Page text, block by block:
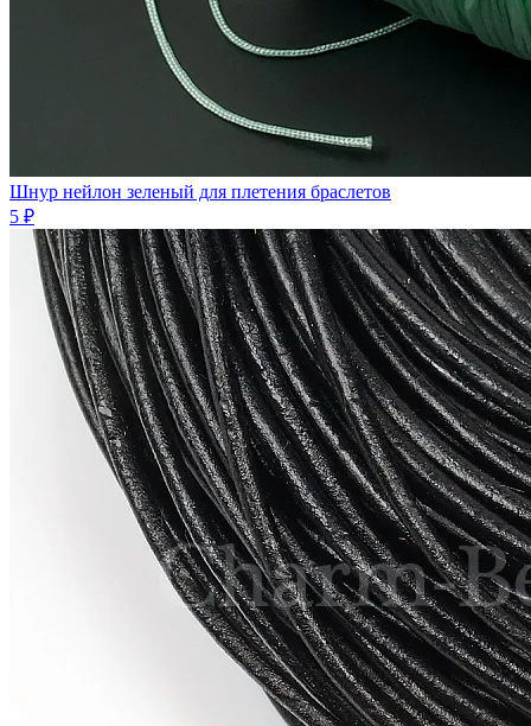
Шнур нейлон зеленый для плетения браслетов
5 ₽